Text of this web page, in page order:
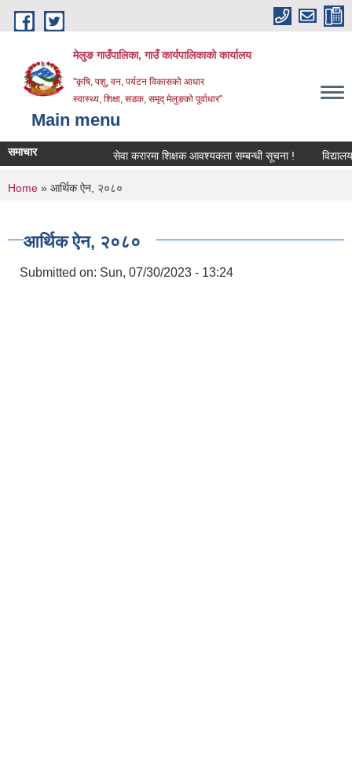
Skip to main content
मेलुङ गाउँपालिका, गाउँ कार्यपालिकाको कार्यालय
"कृषि, पशु, वन, पर्यटन विकासको आधार
स्वास्थ्य, शिक्षा, सडक, समृद् मेलुङको पूर्वाधार"
Main menu
समाचार सेवा करारमा शिक्षक आवश्‍यकता सम्बन्धी सूचना !
You are here
Home » आर्थिक ऐन, २०८०
आर्थिक ऐन, २०८०
Submitted on: Sun, 07/30/2023 - 13:24